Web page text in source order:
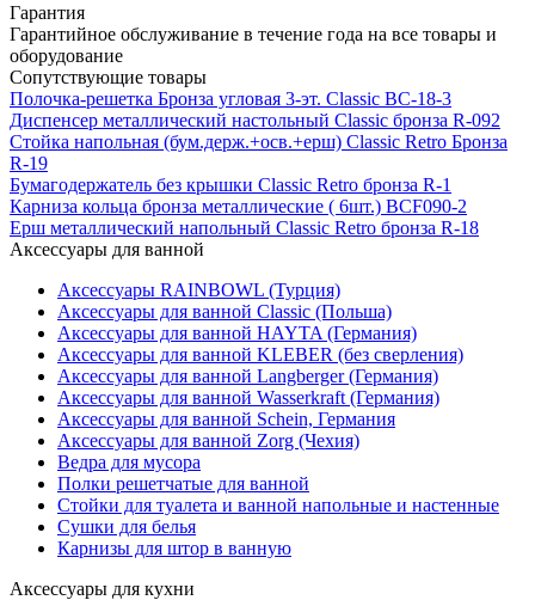
Гарантия
Гарантийное обслуживание в течение года на все товары и
оборудование
Сопутствующие товары
Полочка-решетка Бронза угловая 3-эт. Сlassic ВС-18-3
Диспенсер металлический настольный Сlassic бронза R-092
Стойка напольная (бум.держ.+осв.+ерш) Classic Retro Бронза
R-19
Бумагодержатель без крышки Сlassic Retro бронза R-1
Карниза кольца бронза металлические ( 6шт.) BCF090-2
Ерш металлический напольный Сlassic Retro бронза R-18
Аксессуары для ванной
Аксессуары RAINBOWL (Турция)
Аксессуары для ванной Classic (Польша)
Аксессуары для ванной HAYTA (Германия)
Аксессуары для ванной KLEBER (без сверления)
Аксессуары для ванной Langberger (Германия)
Аксессуары для ванной Wasserkraft (Германия)
Аксессуары для ванной Schein, Германия
Аксессуары для ванной Zorg (Чехия)
Ведра для мусора
Полки решетчатые для ванной
Стойки для туалета и ванной напольные и настенные
Сушки для белья
Карнизы для штор в ванную
Аксессуары для кухни